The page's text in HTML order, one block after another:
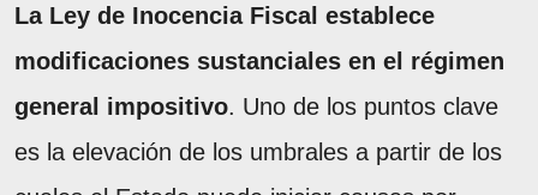
La Ley de Inocencia Fiscal establece
modificaciones sustanciales en el régimen
general impositivo. Uno de los puntos clave
es la elevación de los umbrales a partir de los